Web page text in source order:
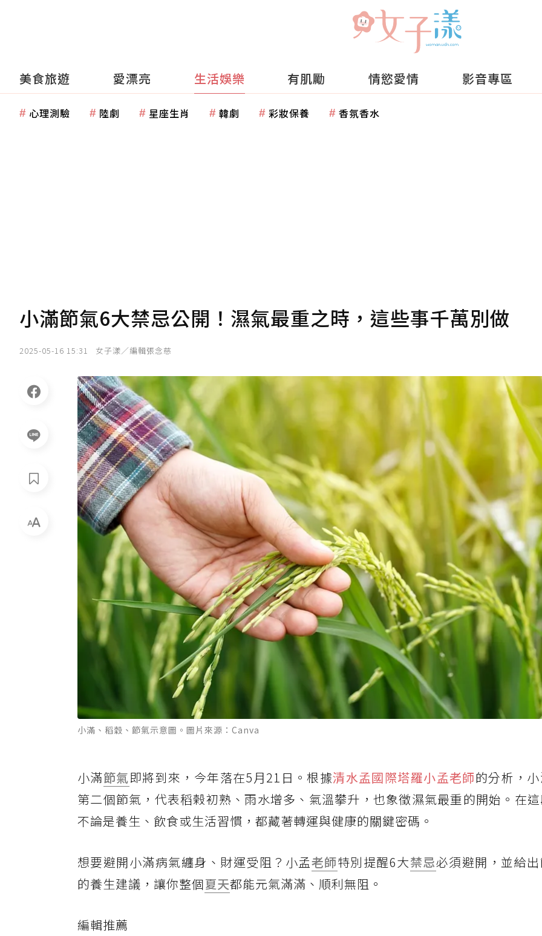
美食旅遊 愛漂亮 生活娛樂 有肌勵 情慾愛情 影音專區
心理測驗 陸劇 星座生肖 韓劇 彩妝保養 香氛香水
小滿節氣6大禁忌公開！濕氣最重之時，這些事千萬別做
2025-05-16 15:31 女子漾／編輯張念慈
小滿、稻穀、節氣示意圖。圖片來源：Canva
小滿節氣即將到來，今年落在5月21日。根據清水孟國際塔羅小孟老師的分析，
第二個節氣，代表稻榖初熟、雨水增多、氣溫攀升，也象徵濕氣最重的開始。在這
不論是養生、飲食或生活習慣，都藏著轉運與健康的關鍵密碼。
想要避開小滿病氣纏身、財運受阻？小孟老師特別提醒6大禁忌必須避開，並給
的養生建議，讓你整個夏天都能元氣滿滿、順利無阻。
編輯推薦